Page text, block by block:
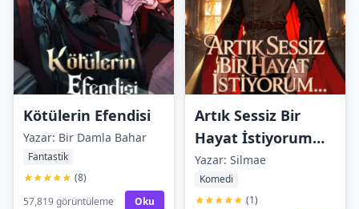
Kötülerin Efendisi
Yazar: Bir Damla Bahar
Fantastik
(8)
57,819 görüntüleme
Oku
Artık Sessiz Bir
Hayat İstiyorum…
Yazar: Silmae
Komedi
(1)